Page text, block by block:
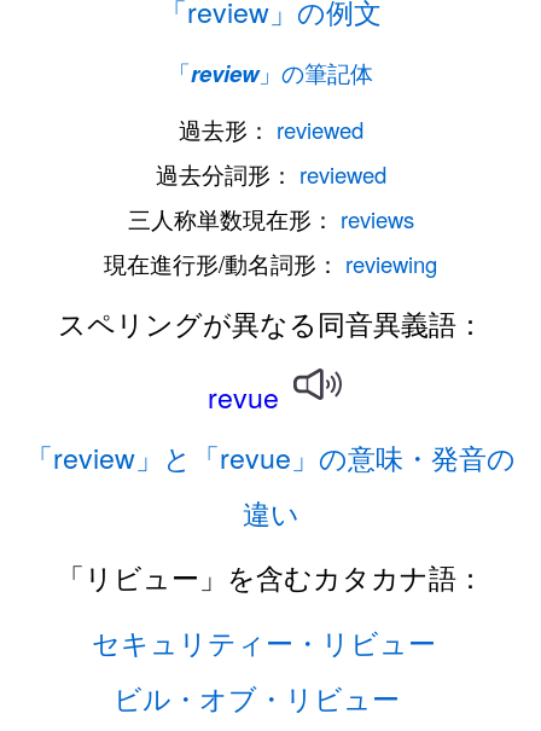
「review」の例文
「review」の筆記体
過去形： reviewed
過去分詞形： reviewed
三人称単数現在形： reviews
現在進行形/動名詞形： reviewing
スペリングが異なる同音異義語：
revue
「review」と「revue」の意味・発音の
違い
「リビュー」を含むカタカナ語：
セキュリティー・リビュー
ビル・オブ・リビュー